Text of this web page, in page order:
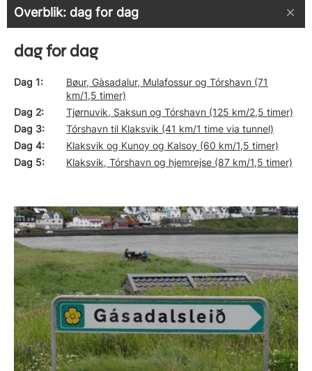
Overblik: dag for dag
dag for dag
Dag 1
Bøur, Gàsadalur, Mulafossur og Tórshavn (71
km/1,5 timer)
Dag 2
Tjørnuvik, Saksun og Tórshavn (125 km/2,5 timer)
Dag 3
Tórshavn til Klaksvik (41 km/1 time via tunnel)
Dag 4
Klaksvik og Kunoy og Kalsoy (60 km/1,5 timer)
Dag 5
Klaksvik, Tórshavn og hjemrejse (87 km/1,5 timer)